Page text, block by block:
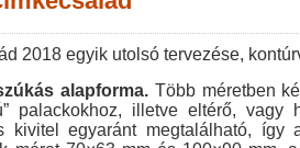
2018 egyik utolsó tervezése,
alapforma.Több méretben
palackokhoz, illetve eltérő, vagy
kivitel egyaránt megtalálható, így